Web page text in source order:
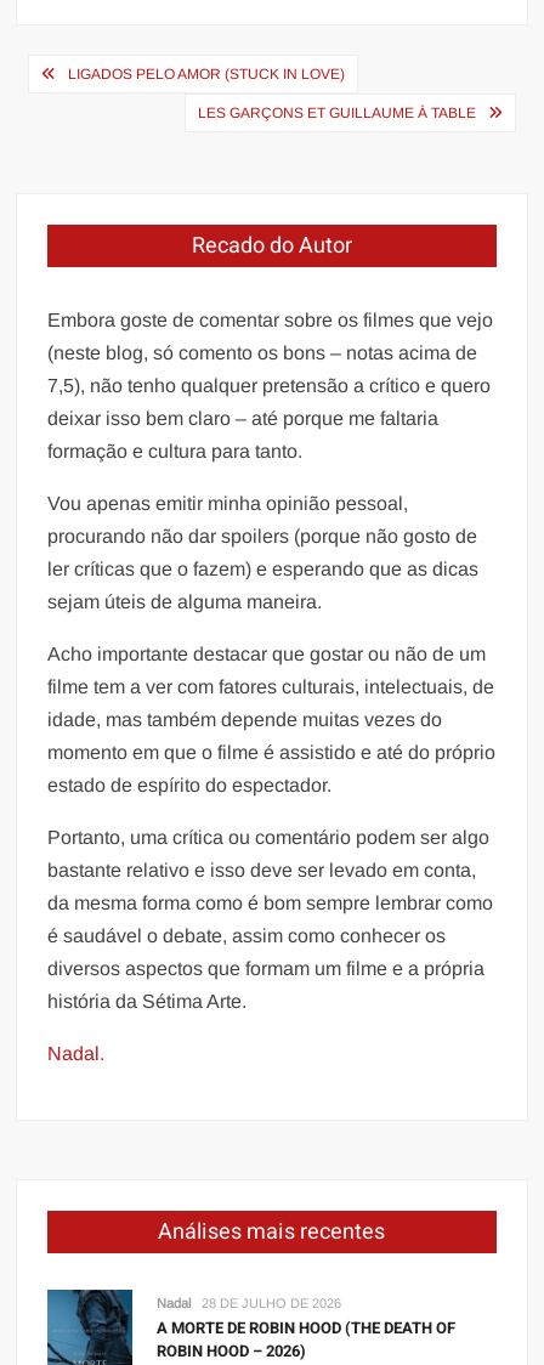
Navegação
LIGADOS PELO AMOR (STUCK IN LOVE)
LES GARÇONS ET GUILLAUME À TABLE
Recado do Autor
Embora goste de comentar sobre os filmes que vejo
(neste blog, só comento os bons – notas acima de
7,5), não tenho qualquer pretensão a crítico e quero
deixar isso bem claro – até porque me faltaria
formação e cultura para tanto.
Vou apenas emitir minha opinião pessoal,
procurando não dar spoilers (porque não gosto de
ler críticas que o fazem) e esperando que as dicas
sejam úteis de alguma maneira.
Acho importante destacar que gostar ou não de um
filme tem a ver com fatores culturais, intelectuais, de
idade, mas também depende muitas vezes do
momento em que o filme é assistido e até do próprio
estado de espírito do espectador.
Portanto, uma crítica ou comentário podem ser algo
bastante relativo e isso deve ser levado em conta,
da mesma forma como é bom sempre lembrar como
é saudável o debate, assim como conhecer os
diversos aspectos que formam um filme e a própria
história da Sétima Arte.
Nadal.
Análises mais recentes
Nadal 28 DE JULHO DE 2026
A MORTE DE ROBIN HOOD (THE DEATH OF
ROBIN HOOD – 2026)